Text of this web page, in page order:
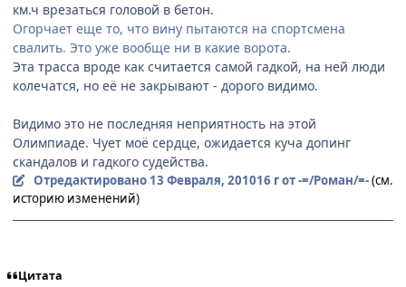
км.ч врезаться головой в бетон.
Огорчает еще то, что вину пытаются на спортсмена
свалить. Это уже вообще ни в какие ворота.
Эта трасса вроде как считается самой гадкой, на ней люди
колечатся, но её не закрывают - дорого видимо.
Видимо это не последняя неприятность на этой
Олимпиаде. Чует моё сердце, ожидается куча допинг
скандалов и гадкого судейства.
Отредактировано 13 Февраля, 201016 гот -=/Роман/=-(см.
историю изменений)
Цитата